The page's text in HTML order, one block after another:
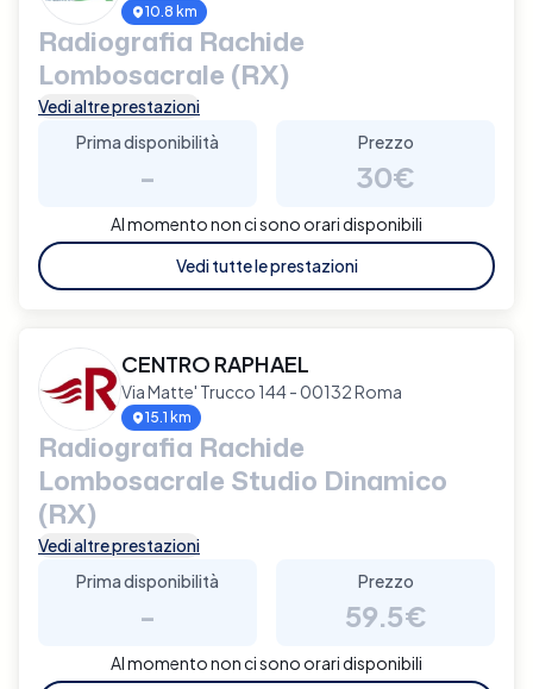
10.8 km
Radiografia Rachide
Lombosacrale (RX)
Vedi altre prestazioni
Prima disponibilità
-
Prezzo
30€
Al momento non ci sono orari disponibili
Vedi tutte le prestazioni
CENTRO RAPHAEL
Via Matte' Trucco 144 - 00132 Roma
15.1 km
Radiografia Rachide
Lombosacrale Studio Dinamico
(RX)
Vedi altre prestazioni
Prima disponibilità
-
Prezzo
59.5€
Al momento non ci sono orari disponibili